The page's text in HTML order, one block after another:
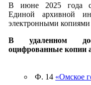
В июне 2025 года
Единой архивной
электронными копиями
В удаленном
оцифрованные копии
Ф. 14 «Омское